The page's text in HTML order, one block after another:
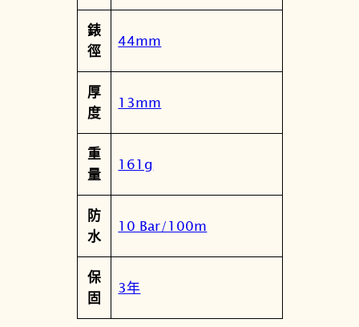
錶
徑
44mm
厚
度
13mm
重
量
161g
防
水
10 Bar/100m
保
固
3年